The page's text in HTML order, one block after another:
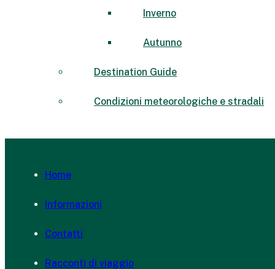
Inverno
Autunno
Destination Guide
Condizioni meteorologiche e stradali
Home
Informazioni
Contatti
Racconti di viaggio